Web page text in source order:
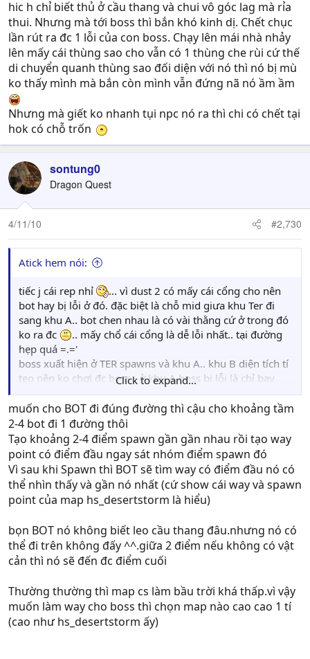
hic h chỉ biết thủ ở cầu thang và chui vô góc lag mà rỉa
thui. Nhưng mà tới boss thì bắn khó kinh dị. Chết chục
lần rút ra đc 1 lỗi của con boss. Chạy lên mái nhà nhảy
lên mấy cái thùng sao cho vẫn có 1 thùng che rùi cứ thế
di chuyển quanh thùng sao đối diện với nó thì nó bị mù
ko thấy mình mà bắn còn mình vẫn đứng nã nó ầm ầm
Nhưng mà giết ko nhanh tụi npc nó ra thì chi có chết tại
hok có chỗ trốn
sontung0
Dragon Quest
4/11/10 #2,730
Atick hem nói:
tiếc j cái rep nhỉ
... vì dust 2 có mấy cái cổng cho nên
bot hay bị lỗi ở đó. đặc biệt là chỗ mid giưa khu Ter đi
sang khu A.. bot chen nhau là có vài thằng cứ ở trong đó
ko ra đc
.. mấy chổ cái cổng là dễ lỗi nhất.. tại đường
hẹp quá =.='
boss xuất hiện ở TER spawns và khu A.. khu B diện tích tí
tẹo nên ko chơi đc boss.. ở khu A boss bị lỗi là chỉ bay
loanh quanh phía trên thôi.. mặc dù đã cho đi loanh
quanh
...
Click to expand...
muốn cho BOT đi đúng đường thì cậu cho khoảng tầm
2-4 bot đi 1 đường thôi
Tạo khoảng 2-4 điểm spawn gần gần nhau rồi tạo way
point có điểm đầu ngay sát nhóm điểm spawn đó
Vì sau khi Spawn thì BOT sẽ tìm way có điểm đầu nó có
thể nhìn thấy và gần nó nhất (cứ show cái way và spawn
point của map hs_desertstorm là hiểu)
bọn BOT nó không biết leo cầu thang đâu.nhưng nó có
thể đi trên không đấy ^^.giữa 2 điểm nếu không có vật
cản thì nó sẽ đến đc điểm cuối
Thường thường thì map cs làm bầu trời khá thấp.vì vậy
muốn làm way cho boss thì chọn map nào cao cao 1 tí
(cao như hs_desertstorm ấy)